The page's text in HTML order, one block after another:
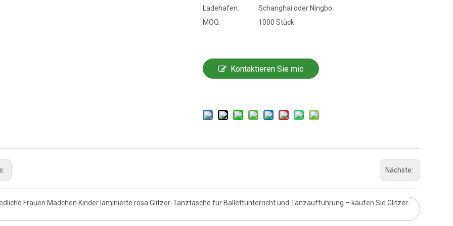
Ladehafen:
Schanghai oder Ningbo
MOQ:
1000 Stück
Kontaktieren Sie mic
Nächste:
Frauen Mädchen Kinder laminierte rosa Glitzer-Tanztasche für Ballettunterricht und Tanzaufführung – kaufen Sie Glitzer-